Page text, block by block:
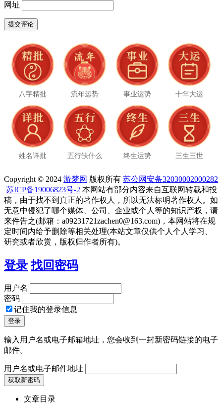
网址
八字精批 流年运势 事业运势 十年大运
姓名详批 五行缺什么 终生运势 三生三世
Copyright © 2024 游梦网 版权所有 苏公网安备32030002000282
苏ICP备19006823号-2 本网站有部分内容来自互联网转载和投
稿，由于找不到真正的著作权人，所以无法标明著作权人。如
无意中侵犯了哪个媒体、公司、企业或个人等的知识产权，请
来件告之(邮箱：a09231721zachen0@163.com)，本网站将在规
定时间内给予删除等相关处理(本站文章仅供个人个人学习、
研究或者欣赏，版权归作者所有)。
登录 找回密码
用户名
密码
记住我的登录信息
输入用户名或电子邮箱地址，您会收到一封新密码链接的电子
邮件。
用户名或电子邮件地址
文章目录